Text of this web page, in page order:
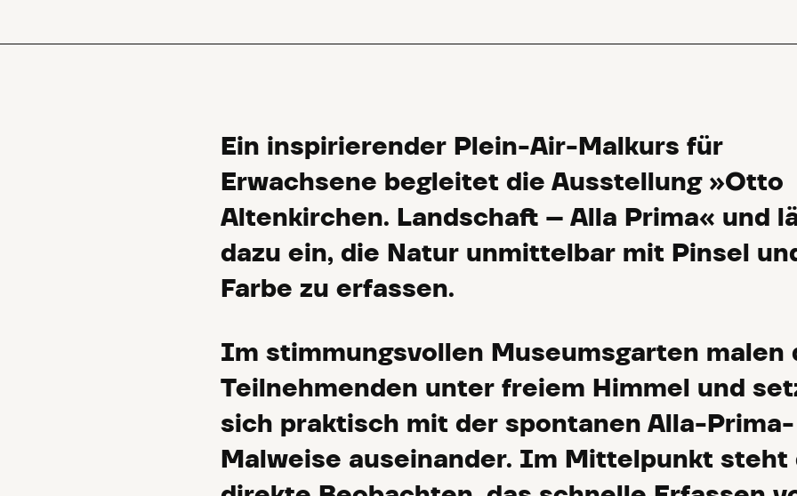
Ein inspirierender Plein-Air-Malkurs für
Erwachsene begleitet die Ausstellung »Otto
Altenkirchen. Landschaft – Alla Prima« und
dazu ein, die Natur unmittelbar mit Pinsel
Farbe zu erfassen.
Im stimmungsvollen Museumsgarten malen
Teilnehmenden unter freiem Himmel und
sich praktisch mit der spontanen Alla-Prima-
Malweise auseinander. Im Mittelpunkt steht